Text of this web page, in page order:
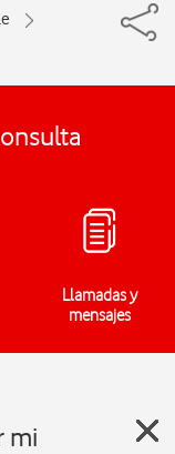
Llamadas y
mensajes
mi